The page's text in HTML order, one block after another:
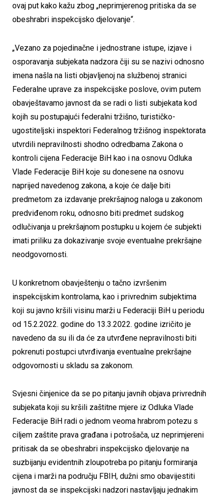
ovaj put kako kažu zbog „neprimjerenog pritiska da se
obeshrabri inspekcijsko djelovanje“.
„Vezano za pojedinačne i jednostrane istupe, izjave i
osporavanja subjekata nadzora čiji su se nazivi odnosno
imena našla na listi objavljenoj na službenoj stranici
Federalne uprave za inspekcijske poslove, ovim putem
obavještavamo javnost da se radi o listi subjekata kod
kojih su postupajući federalni tržišno, turističko-
ugostiteljski inspektori Federalnog tržišnog inspektorata
utvrdili nepravilnosti shodno odredbama Zakona o
kontroli cijena Federacije BiH kao i na osnovu Odluka
Vlade Federacije BiH koje su donesene na osnovu
naprijed navedenog zakona, a koje će dalje biti
predmetom za izdavanje prekršajnog naloga u zakonom
predviđenom roku, odnosno biti predmet sudskog
odlučivanja u prekršajnom postupku u kojem će subjekti
imati priliku za dokazivanje svoje eventualne prekršajne
neodgovornosti.
U konkretnom obavještenju o tačno izvršenim
inspekcijskim kontrolama, kao i privrednim subjektima
koji su javno kršili visinu marži u Federaciji BiH u periodu
od 15.2.2022. godine do 13.3.2022. godine izričito je
navedeno da su ili da će za utvrđene nepravilnosti biti
pokrenuti postupci utvrđivanja eventualne prekršajne
odgovornosti u skladu sa zakonom.
Svjesni činjenice da se po pitanju javnih objava privrednih
subjekata koji su kršili zaštitne mjere iz Odluka Vlade
Federacije BiH radi o jednom veoma hrabrom potezu s
ciljem zaštite prava građana i potrošača, uz neprimjereni
pritisak da se obeshrabri inspekcijsko djelovanje na
suzbijanju evidentnih zloupotreba po pitanju formiranja
cijena i marži na području FBIH, dužni smo obavijestiti
javnost da se inspekcijski nadzori nastavljaju jednakim